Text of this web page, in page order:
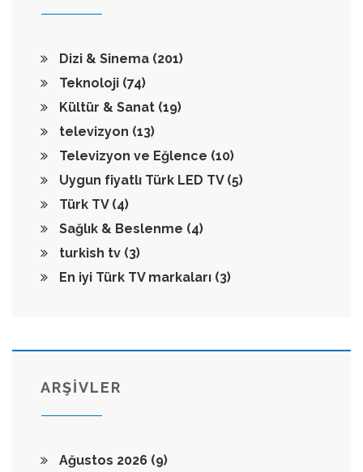
Dizi & Sinema (201)
Teknoloji (74)
Kültür & Sanat (19)
televizyon (13)
Televizyon ve Eğlence (10)
Uygun fiyatlı Türk LED TV (5)
Türk TV (4)
Sağlık & Beslenme (4)
turkish tv (3)
En iyi Türk TV markaları (3)
ARŞİVLER
Ağustos 2026 (9)